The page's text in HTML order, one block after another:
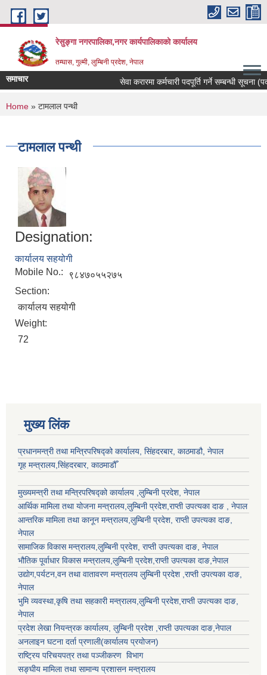
Skip to main content
रेसुङ्गा नगरपालिका,नगर कार्यपालिकाको कार्यालय
तम्घास, गुल्मी, लुम्बिनी प्रदेश, नेपाल
समाचार सेवा करारमा कर्मचारी पदपूर्ति गर्ने सम्बन्धी सूचना
You are here
Home » टामलाल पन्थी
टामलाल पन्थी
Designation:
कार्यालय सहयोगी
Mobile No.:
९८४७०५५२७५
Section:
कार्यालय सहयोगी
Weight:
72
मुख्य लिंक
प्रधानमन्त्री तथा मन्त्रिपरिषद्को कार्यालय, सिंहदरबार, काठमाडौ, नेपाल
गृह मन्त्रालय,सिंहदरबार, काठमाडौँ
मुख्यमन्त्री तथा मन्त्रिपरिषद्को कार्यालय ,लुम्बिनी प्रदेश, नेपाल
आर्थिक मामिला तथा योजना मन्त्रालय,लुम्बिनी प्रदेश,राप्ती उपत्यका दाङ , नेपाल
आन्तरिक मामिला तथा कानून मन्त्रालय,लुम्बिनी प्रदेश, राप्ती उपत्यका दाङ,
नेपाल
सामाजिक विकास मन्त्रालय,लुम्बिनी प्रदेश, राप्ती उपत्यका दाङ, नेपाल
भौतिक पूर्वाधार विकास मन्त्रालय,लुम्बिनी प्रदेश,राप्ती उपत्यका दाङ,नेपाल
उद्याेग,पर्यटन,वन तथा वातावरण मन्त्रालय लुम्बिनी प्रदेश ,राप्ती उपत्यका दाङ,
नेपाल
भुमि व्यवस्था,कृषि तथा सहकारी मन्त्रालय,लुम्बिनी प्रदेश,राप्ती उपत्यका दाङ,
नेपाल
प्रदेश लेखा नियन्त्रक कार्यालय, लुम्बिनी प्रदेश ,राप्ती उपत्यका दाङ,नेपाल
अनलाइन घटना दर्ता प्रणाली(कार्यालय प्रयोजन)
राष्ट्रिय परिचयपत्र तथा पञ्जीकरण विभाग
सङ्घीय मामिला तथा सामान्य प्रशासन मन्त्रालय